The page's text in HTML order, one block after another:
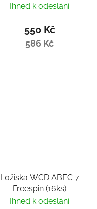
Ihned k odeslání
550 Kč
586 Kč
Ložiska WCD ABEC 7
Freespin (16ks)
Ihned k odeslání